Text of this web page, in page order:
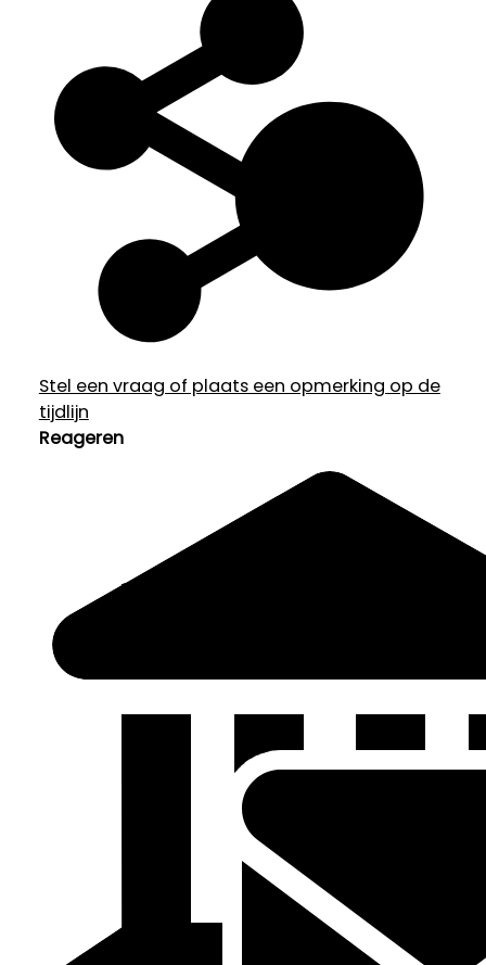
Stel een vraag of plaats een opmerking op de
tijdlijn
Reageren